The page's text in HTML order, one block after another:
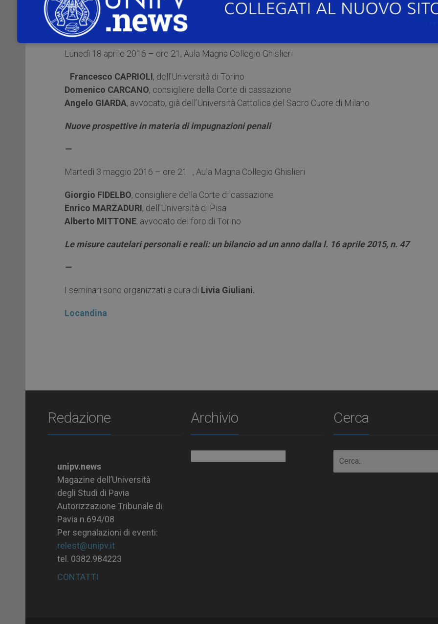
cronaca
—
Lunedì 18 aprile 2016 – ore 21, Aula Magna Collegio Ghislieri
Francesco CAPRIOLI, dell’Università di Torino
Domenico CARCANO, consigliere della Corte di cassazione
Angelo GIARDA, avvocato, già dell’Università Cattolica del Sacro Cuore di Milano
Nuove prospettive in materia di impugnazioni penali
—
Martedì 3 maggio 2016 – ore 21 , Aula Magna Collegio Ghislieri
Giorgio FIDELBO, consigliere della Corte di cassazione
Enrico MARZADURI, dell’Università di Pisa
Alberto MITTONE, avvocato del foro di Torino
Le misure cautelari personali e reali: un bilancio ad un anno dalla l. 16 aprile 2015, n. 47
—
I seminari sono organizzati a cura di Livia Giuliani.
Locandina
Redazione
unipv.news
Magazine dell’Università
degli Studi di Pavia
Autorizzazione Tribunale di
Pavia n.694/08
Per segnalazioni di eventi:
relest@unipv.it
tel. 0382.984223
CONTATTI
Archivio Cerca